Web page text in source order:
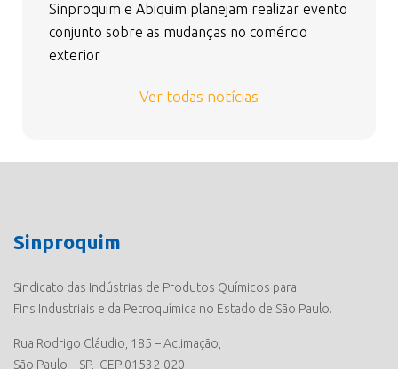
Sinproquim e Abiquim planejam realizar evento
conjunto sobre as mudanças no comércio
exterior
Ver todas notícias
Sinproquim
Sindicato das Indústrias de Produtos Químicos para
Fins Industriais e da Petroquímica no Estado de São Paulo.
Rua Rodrigo Cláudio, 185 – Aclimação,
São Paulo – SP, CEP 01532-020